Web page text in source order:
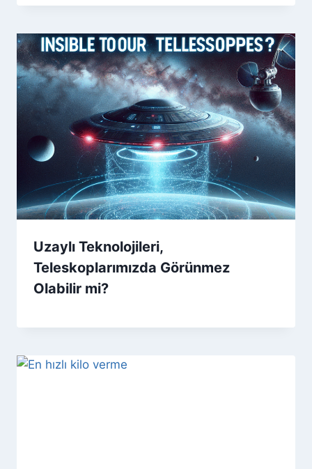
Uzaylı Teknolojileri,
Teleskoplarımızda Görünmez
Olabilir mi?